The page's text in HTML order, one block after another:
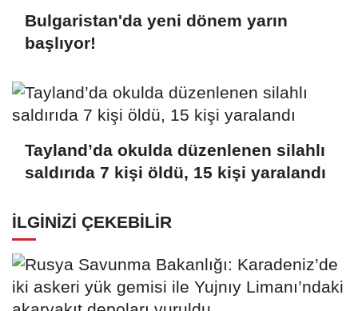
Bulgaristan'da yeni dönem yarın
başlıyor!
Tayland’da okulda düzenlenen silahlı
saldırıda 7 kişi öldü, 15 kişi yaralandı
İLGINIZI ÇEKEBILIR